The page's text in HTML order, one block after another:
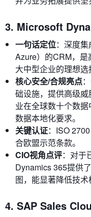
3. Microsoft
一句话定位：深度
Azure）的CRM，
大中型企业的理想选
核心安全/合规亮点
础设施，提供高级
业在全球数十个数
数据本地化要求。
关键认证：ISO
合欧盟示范条款。
CIO视角点评：对于
Dynamics 365提供
图，能显著降低技术
4. SAP Sales